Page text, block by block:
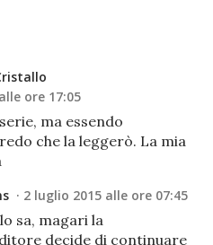
ore 17:05
ma essendo
che la leggerò. La mia
2 luglio 2015 alle ore 07:45
sa, magari la
decide di continuare